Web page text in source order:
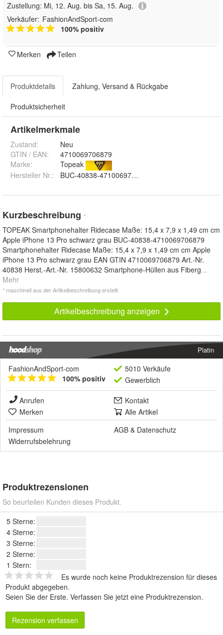
Zustellung: Mi, 12. Aug. bis Sa, 15. Aug.
Verkäufer: FashionAndSport-com
100% positiv
Merken Teilen
Produktdetails Zahlung, Versand & Rückgabe
Produktsicherheit
Artikelmerkmale
Zustand:
Neu
GTIN / EAN:
4710069706879
Marke:
Topeak
Hersteller Nr.:
BUC-40838-4710069706879
Kurzbeschreibung *
TOPEAK Smartphonehalter Ridecase Maße: 15,4 x 7,9 x 1,49 cm cm
Apple iPhone 13 Pro schwarz grau BUC-40838-4710069706879
Smartphonehalter Ridecase Maße: 15,4 x 7,9 x 1,49 cm cm Apple
iPhone 13 Pro schwarz grau EAN GTIN 4710069706879 Art.-Nr.
40838 Herst.-Art.-Nr. 15800632 Smartphone-Hüllen aus Fiberg...
Mehr
* maschinell aus der Artikelbeschreibung erstellt
Artikelbeschreibung anzeigen
Platin
FashionAndSport-com
100% positiv
5010 Verkäufe
Gewerblich
Anrufen
Kontakt
Merken
Alle Artikel
Impressum
AGB & Datenschutz
Widerrufsbelehrung
Produktrezensionen
So beurteilen Kunden dieses Produkt.
5 Sterne:
4 Sterne:
3 Sterne:
2 Sterne:
1 Stern:
Es wurde noch keine Produktrezension für dieses
Produkt abgegeben.
Seien Sie der Erste. Verfassen Sie jetzt eine Produktrezension.
Rezension verfassen